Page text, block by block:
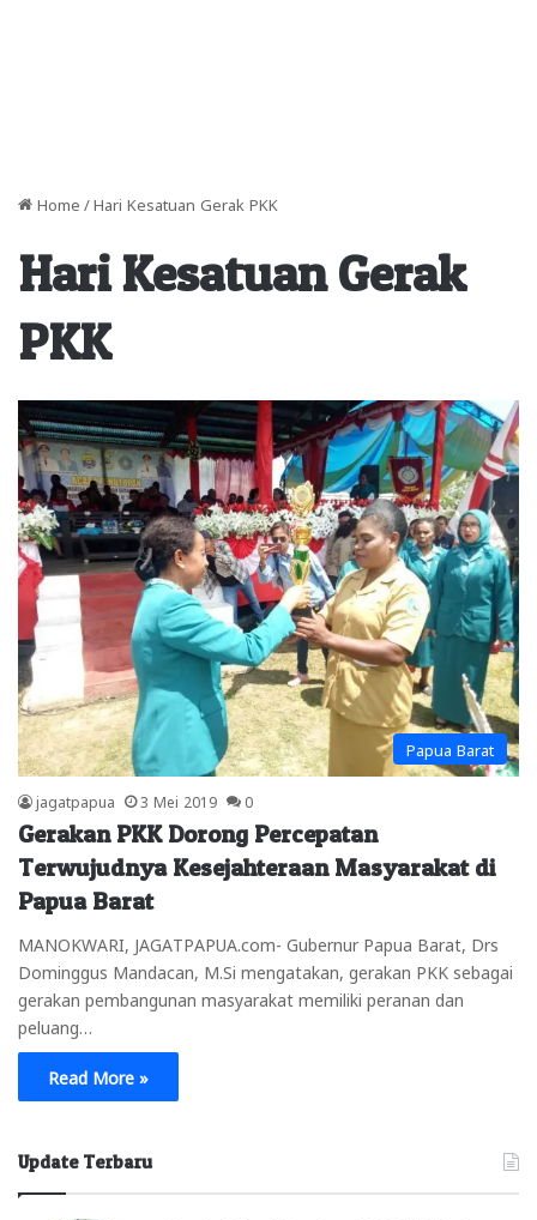
Home / Hari Kesatuan Gerak PKK
Hari Kesatuan Gerak
PKK
Papua Barat
jagatpapua 3 Mei 2019 0
Gerakan PKK Dorong Percepatan
Terwujudnya Kesejahteraan Masyarakat di
Papua Barat
MANOKWARI, JAGATPAPUA.com- Gubernur Papua Barat, Drs
Dominggus Mandacan, M.Si mengatakan, gerakan PKK sebagai
gerakan pembangunan masyarakat memiliki peranan dan
peluang…
Read More »
Update Terbaru